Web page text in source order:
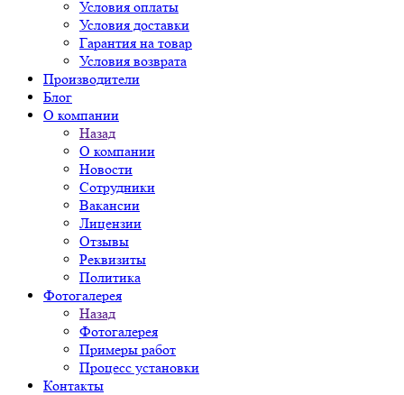
Условия оплаты
Условия доставки
Гарантия на товар
Условия возврата
Производители
Блог
О компании
Назад
О компании
Новости
Сотрудники
Вакансии
Лицензии
Отзывы
Реквизиты
Политика
Фотогалерея
Назад
Фотогалерея
Примеры работ
Процесс установки
Контакты